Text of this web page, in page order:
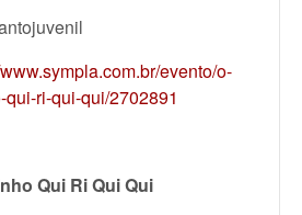
evento/o-
ri-qui-qui/2702891
Qui Ri Qui Qui